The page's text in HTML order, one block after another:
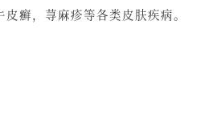
皮癣，荨麻疹等各类皮肤疾病。